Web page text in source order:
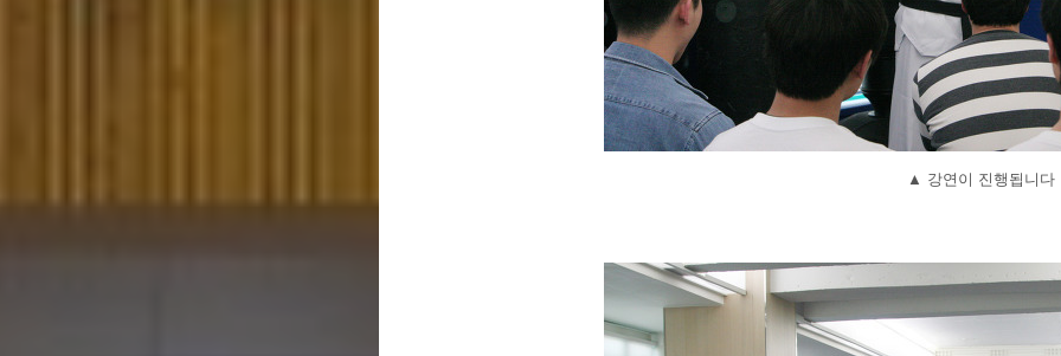
▲ 강연이 진행됩니다